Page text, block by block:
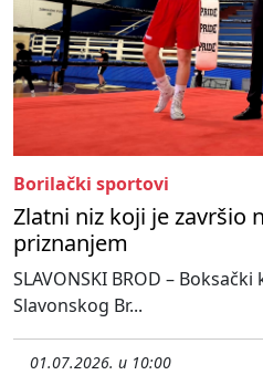
Borilački sportovi
Zlatni niz koji je završio
priznanjem
SLAVONSKI BROD –
Slavonskog Br...
01.07.2026. u 10:00